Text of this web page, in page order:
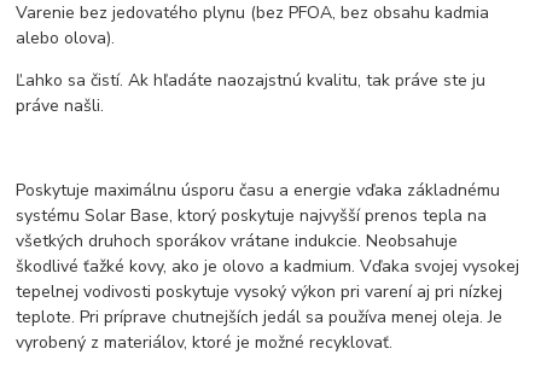
Varenie bez jedovatého plynu (bez PFOA, bez obsahu kadmia
alebo olova).
Ľahko sa čistí. Ak hľadáte naozajstnú kvalitu, tak práve ste ju
práve našli.
Poskytuje maximálnu úsporu času a energie vďaka základnému
systému Solar Base, ktorý poskytuje najvyšší prenos tepla na
všetkých druhoch sporákov vrátane indukcie. Neobsahuje
škodlivé ťažké kovy, ako je olovo a kadmium. Vďaka svojej vysokej
tepelnej vodivosti poskytuje vysoký výkon pri varení aj pri nízkej
teplote. Pri príprave chutnejších jedál sa používa menej oleja. Je
vyrobený z materiálov, ktoré je možné recyklovať.